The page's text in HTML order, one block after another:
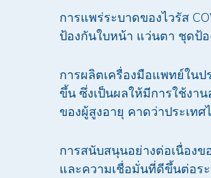
การแพร่ระบาดของไวรัส
ป้องกันใบหน้า แว่นตา ชุดป้
การผลิตเครื่องมือแพทย์ใน
ขึ้น ซึ่งเป็นผลให้มีการใช้งา
ของผู้สูงอายุ คาดว่าประเท
การสนับสนุนอย่างต่อเนื่องข
และความเชื่อมั่นที่ดีขึ้นต่อร